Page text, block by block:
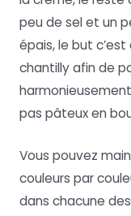
peu de sel et un
épais, le but c’est
chantilly afin de
pas pâteux en
Vous pouvez
couleurs par
dans chacune